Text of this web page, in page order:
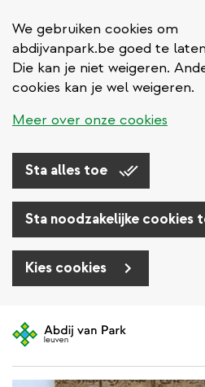
We gebruiken cookies om
abdijvanpark.be goed te
Die kan je niet weigeren.
cookies kan je wel weigeren.
Meer over onze cookies
Sta alles toe
Sta noodzakelijke cookies
Kies cookies
en
de